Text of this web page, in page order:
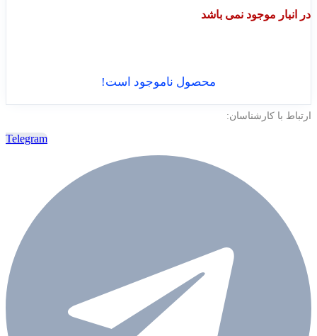
در انبار موجود نمی باشد
محصول ناموجود است!
ارتباط با کارشناسان:
Telegram